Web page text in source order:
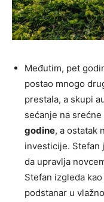
Međutim, pet
postao mnogo
prestala, a skupi
sećanje na srećne
godine, a ostatak
investicije. Stefan
da upravlja
Stefan izgleda
podstanar u